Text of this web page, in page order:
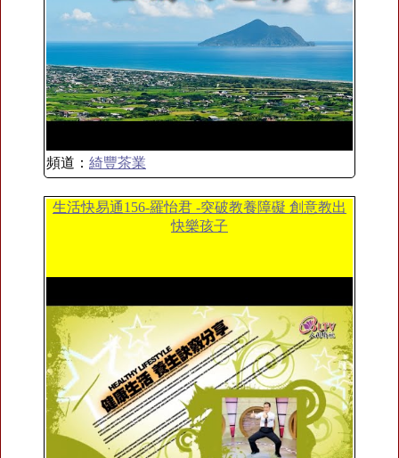
頻道： 綺豐茶業
生活快易通156-羅怡君 -突破教養障礙 創意教出
快樂孩子